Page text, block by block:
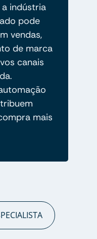
indústria
pode
vendas,
de marca
canais
mais